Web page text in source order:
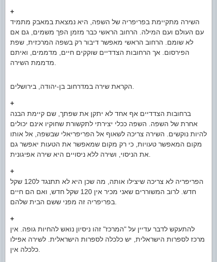
+
השירה מתקיימת בפריפריה של השפה, היא נמצאת במאבק מתמיד
עם העולם ועם המילה. הרחוב הראשי כבר מזמן הפך משמים, גם אם
לא שומם. הרחוב הראשי מאפשר דיבור רק בשפה המרכזית, שפת
הפירסום. אך הרחובות הצדדיים שוקקים חיים, מדממים, ואיתם
+
ברחובות הצדדיים אף אחד לא יתקן את שפתך, שם קיימת הבנה
אחרת של השפה. השפה ככלי יצירתי לתקשורת שחוקיו אינם יכולים
להיות נוקשים. השירה צריכה לשאוף אל הפריפריאלי שבשפה, אל אותו
מקום המאפשר טעויות, כי רק מקום שמאפשר את הטעות יאפשר גם
+
הפריפריה לא צריכה שיצילו אותה, מה שכן היא לא תתנגד ל120 שקל
חדש. לרוב המשוררים שאני מכיר אין 120 שקל חדש, ואם הם חיים
+
להתעקש לדבר עדיין על "המרכז" זהו ניסיון נואש להחיות גופה. אין
מרכז לספרות הישראלית, יש כלכלה לספרות הישראלית. לשירה אפילו